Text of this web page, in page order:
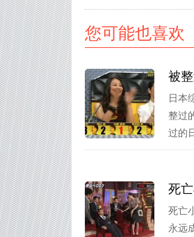
您可能也喜欢
被
日本
整过
过的
死
死亡
永远